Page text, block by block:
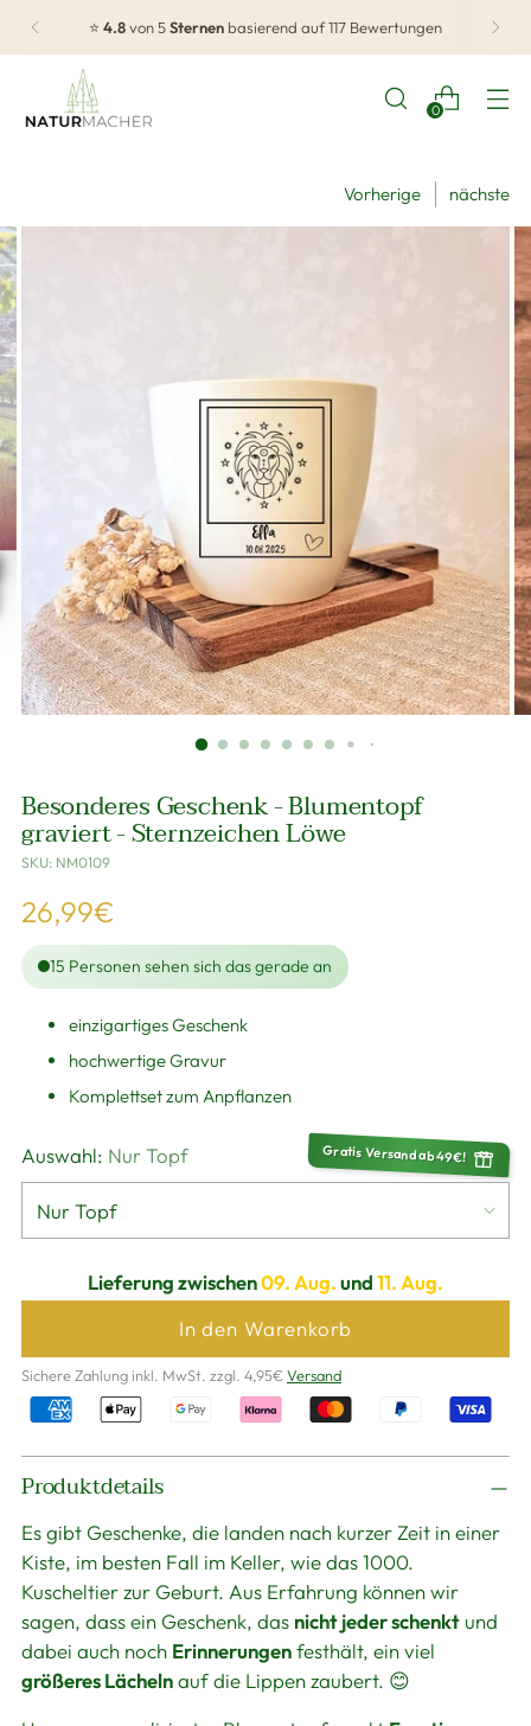
⭐ 4.8von 5Sternen basierend auf 117 Bewertungen
0
Vorherige nächste
Besonderes Geschenk - Blumentopf
graviert - Sternzeichen Löwe
SKU: NM0109
Regulärer
Preis
26,99€
15 Personen sehen sich das gerade an
einzigartiges Geschenk
hochwertige Gravur
Komplettset zum Anpflanzen
Auswahl: Nur Topf Gratis Versand ab 49€!
Lieferung zwischen09. Aug.und11. Aug.
In den Warenkorb
Sichere Zahlung inkl. MwSt. zzgl. 4,95€Versand
Produkt
in
Warenkorb
legen
Produktdetails
Es gibt Geschenke, die landen nach kurzer Zeit in einer
Kiste, im besten Fall im Keller, wie das 1000.
Kuscheltier zur Geburt. Aus Erfahrung können wir
sagen, dass ein Geschenk, das nicht jeder schenkt und
dabei auch noch Erinnerungenfesthält, ein viel
größeres Lächelnauf die Lippen zaubert. 😊